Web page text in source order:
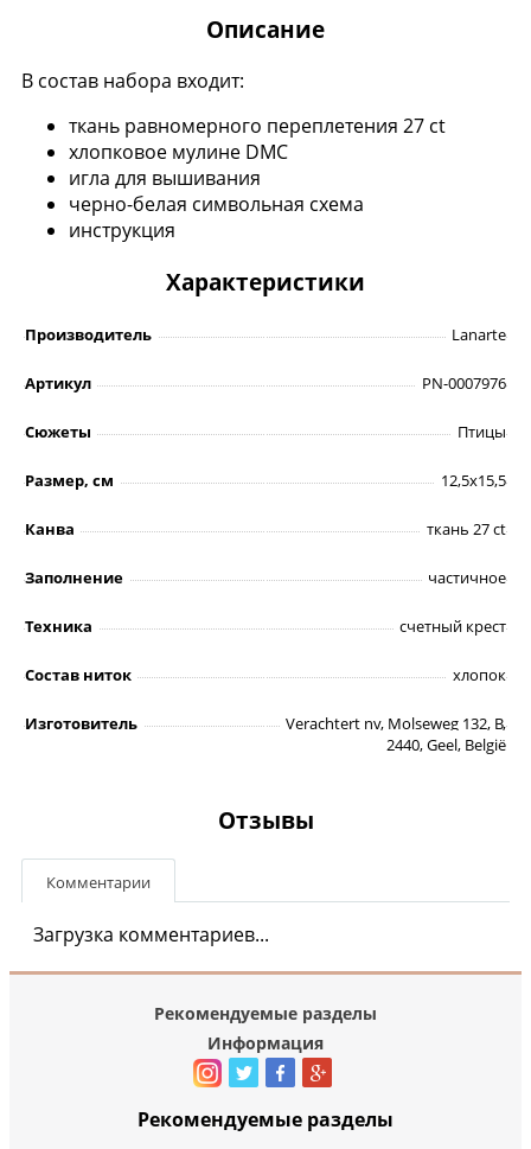
Описание
В состав набора входит:
ткань равномерного переплетения 27 ct
хлопковое мулине DMC
игла для вышивания
черно-белая символьная схема
инструкция
Характеристики
Производитель Lanarte
Артикул PN-0007976
Сюжеты Птицы
Размер, см 12,5х15,5
Канва ткань 27 ct
Заполнение частичное
Техника счетный крест
Состав ниток хлопок
Изготовитель
Verachtert nv, Molseweg 132, B,
2440, Geel, België
Отзывы
Комментарии
Загрузка комментариев...
Рекомендуемые разделы
Информация
Рекомендуемые разделы